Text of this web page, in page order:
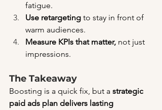
fatigue.
Use retargeting to stay in front of
warm audiences.
Measure KPIs that matter, not just
impressions.
The Takeaway
Boosting is a quick fix, but a strategic
paid ads plan delivers lasting